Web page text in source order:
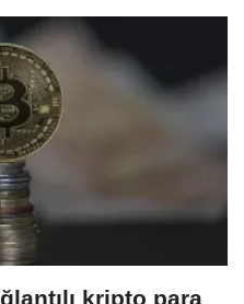
kripto para